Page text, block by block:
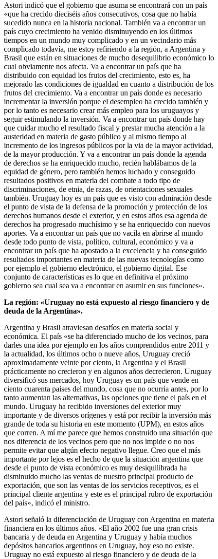
Astori indicó que el gobierno que asuma se encontrará con un país
«que ha crecido dieciséis años consecutivos, cosa que no había
sucedido nunca en la historia nacional. También va a encontrar un
país cuyo crecimiento ha venido disminuyendo en los últimos
tiempos en un mundo muy complicado y en un vecindario más
complicado todavía, me estoy refiriendo a la región, a Argentina y
Brasil que están en situaciones de mucho desequilibrio económico lo
cual obviamente nos afecta. Va a encontrar un país que ha
distribuido con equidad los frutos del crecimiento, esto es, ha
mejorado las condiciones de igualdad en cuanto a distribución de los
frutos del crecimiento. Va a encontrar un país donde es necesario
incrementar la inversión porque el desempleo ha crecido también y
por lo tanto es necesario crear más empleo para los uruguayos y
seguir estimulando la inversión. Va a encontrar un país donde hay
que cuidar mucho el resultado fiscal y prestar mucha atención a la
austeridad en materia de gasto público y al mismo tiempo al
incremento de los ingresos públicos por la via de la mayor actividad,
de la mayor producción. Y va a encontrar un país donde la agenda
de derechos se ha enriquecido mucho, recién hablábamos de la
equidad de género, pero también hemos luchado y conseguido
resultados positivos en materia del combate a todo tipo de
discriminaciones, de etnia, de razas, de orientaciones sexuales
también. Uruguay hoy es un país que es visto con admiración desde
el punto de vista de la defensa de la promoción y protección de los
derechos humanos desde el exterior, y en estos años esa agenda de
derechos ha progresado muchísimo y se ha enriquecido con nuevos
aportes. Va a encontrar un país que no vacila en abrirse al mundo
desde todo punto de vista, político, cultural, económico y va a
encontrar un país que ha apostado a la excelencia y ha conseguido
resultados importantes en materia de las nuevas tecnologías como
por ejemplo el gobierno electrónico, el gobierno digital. Ese
conjunto de características es lo que en definitiva el próximo
gobierno sea cual sea va a encontrar en asumir en sus funciones».
La región: «Uruguay no está expuesto al riesgo financiero y de
deuda de la Argentina».
Argentina y Brasil atraviesan desafíos en materia social y
económica. El país «se ha diferenciado mucho de los vecinos, para
darles una idea por ejemplo en los años comprendidos entre 2011 y
la actualidad, los últimos ocho o nueve años, Uruguay creció
aproximadamente veinte por ciento, la Argentina y el Brasil
prácticamente no crecieron y en algunos años decrecieron. Uruguay
diversificó sus mercados, hoy Uruguay es un país que vende en
ciento cuarenta países del mundo, cosa que no ocurría antes, por lo
tanto aumentan las alternativas, las opciones que tiene el país en el
mundo. Uruguay ha recibido inversiones del exterior muy
importante y de diversos orígenes y está por recibir la inversión más
grande de toda su historia en este momento (UPM), en estos años
que corren. A mí me parece que hemos construido una situación que
nos diferencia de los vecinos pero que no nos impide o no nos
permite evitar que algún efecto negativo llegue. Creo que el más
importante por lejos es el hecho de que la situación argentina que
desde el punto de vista económico es muy desiquilibrada ha
disminuido mucho las ventas de nuestro principal producto de
exportación, que son las ventas de los servicios receptivos, es el
principal cliente argentina y este es el principal rubro de exportación
del país», indicó el ministro.
Astori señaló la diferenciación de Uruguay con Argentina en materia
financiera en los últimos años. «El año 2002 fue una gran crisis
bancaria y de deuda en Argentina y Uruguay y había muchos
depósitos bancarios argentinos en Uruguay, hoy eso no existe.
Uruguay no está expuesto al riesgo financiero y de deuda de la